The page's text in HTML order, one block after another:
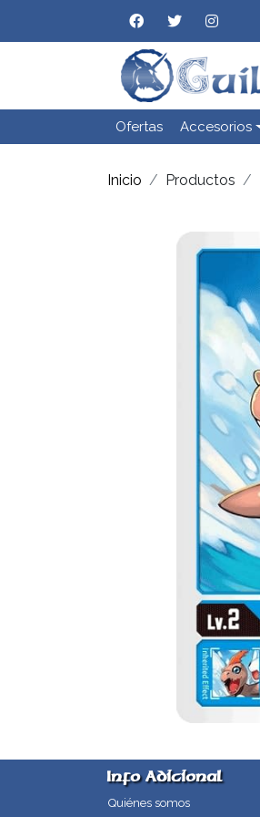
Ofertas Accesorios
Inicio Productos
Info Adicional
Quiénes somos